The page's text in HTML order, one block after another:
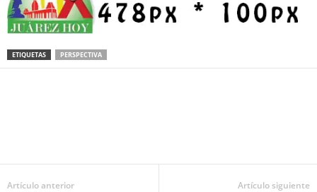
ETIQUETAS PERSPECTIVA
Artículo anterior Artículo siguiente